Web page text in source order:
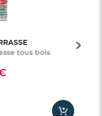
tous bois